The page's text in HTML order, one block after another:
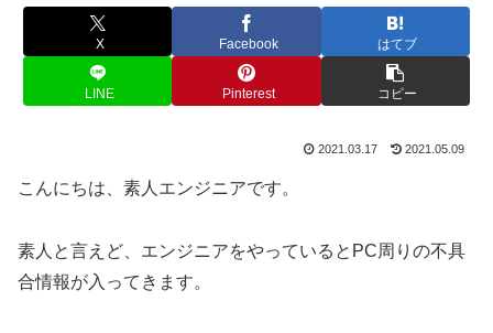
X Facebook はてブ
LINE Pinterest コピー
2021.03.17 2021.05.09
こんにちは、素人エンジニアです。
素人と言えど、エンジニアをやっているとPC周りの不具
合情報が入ってきます。